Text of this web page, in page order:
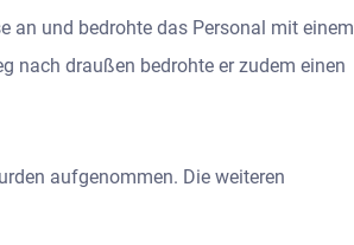
an und bedrohte das Personal mit einem
nach draußen bedrohte er zudem einen
aufgenommen. Die weiteren